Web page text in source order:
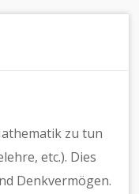
zu tun
etc.). Dies
Denkvermögen.